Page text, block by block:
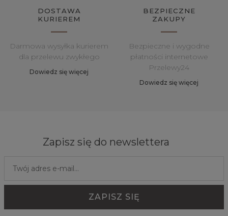
DOSTAWA
KURIEREM
Darmowa wysyłka kurierem
dla przelewu zwykłego
Dowiedz się więcej
BEZPIECZNE
ZAKUPY
Bezpieczne i wygodne
płatności internetowe
Przelewy24
Dowiedz się więcej
Zapisz się do newslettera